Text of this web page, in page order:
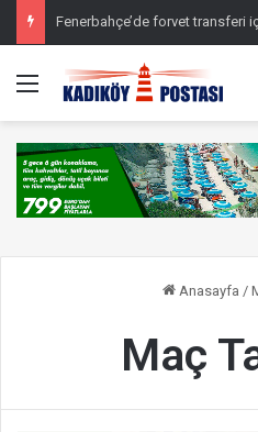
Fenerbahçe’de forvet transferi
Menü
Anasayfa /
Maç